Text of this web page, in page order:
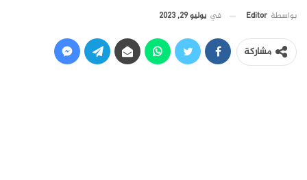
بواسطة Editor في يوليو 29, 2023
مشاركة